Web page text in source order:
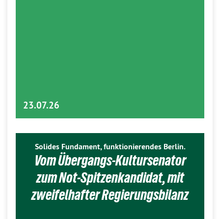
23.07.26
Solides Fundament, funktionierendes Berlin.
Vom Übergangs-Kultursenator
zum Not-Spitzenkandidat, mit
zweifelhafter Regierungsbilanz